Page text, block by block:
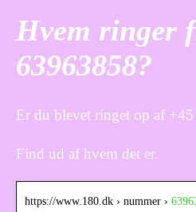
Hvem ringer
63963858?
Er du blevet ringet op af
Find ud af hvem det er.
https://www.180.dk › nummer ›